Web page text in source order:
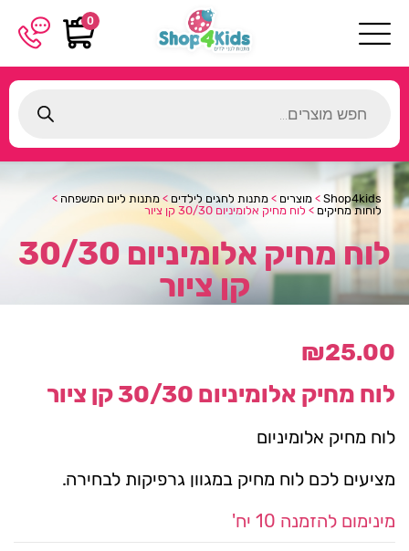
0
search
Shop4kids
> מוצרים > מתנות לחגים לילדים > מתנות ליום המשפחה >
לוחות מחיקים > לוח מחיק אלומיניום 30/30 קן ציור
לוח מחיק אלומיניום 30/30
קן ציור
₪25.00
לוח מחיק אלומיניום 30/30 קן ציור
לוח מחיק אלומיניום
מציעים לכם לוח מחיק במגוון גרפיקות לבחירה.
מינימום להזמנה 10 יח'